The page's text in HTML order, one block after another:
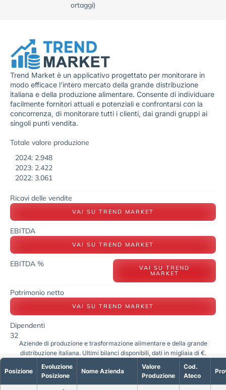
ortaggi)
Trend Market è un applicativo progettato per monitorare in
modo efficace l’intero mercato della grande distribuzione
italiana e della produzione alimentare. Consente di individuare
facilmente fornitori attuali e potenziali e confrontarsi con la
concorrenza, di monitorare tutti i clienti, dai grandi gruppi ai
singoli punti vendita.
Totale valore produzione
2024: 2.948
2023: 2.422
2022: 3.061
Ricavi delle vendite
VAI SU TREND MARKET
EBITDA
VAI SU TREND MARKET
EBITDA % VAI SU TREND
MARKET
Patrimonio netto
VAI SU TREND MARKET
Dipendenti
32
Posizione
Evoluzione
Posizione
Nome Azienda
Valore
Produzione
Cod.
Ateco
Aziende di produzione e trasformazione alimentare e della grande
distribuzione italiana. Ultimi bilanci disponibili, dati in migliaia di €.